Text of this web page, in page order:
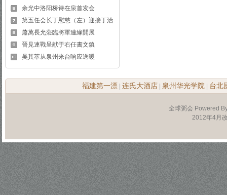
余光中洛阳桥诗在泉首发会
第五任会长丁慰慈（左）迎接丁治
蕭萬長允蒞臨將軍連緣開展
晉見連戰呈献于右任書文鎮
吴其萃从泉州来台响应送暖
福建第一漂 连氏大酒店 泉州华光学院 台北
全球粥会 Powered
2012年4月